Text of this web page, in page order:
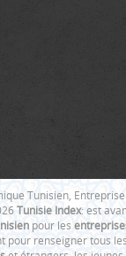
Tunisien,
Tunisie Index: est
pour les
pour renseigner tous